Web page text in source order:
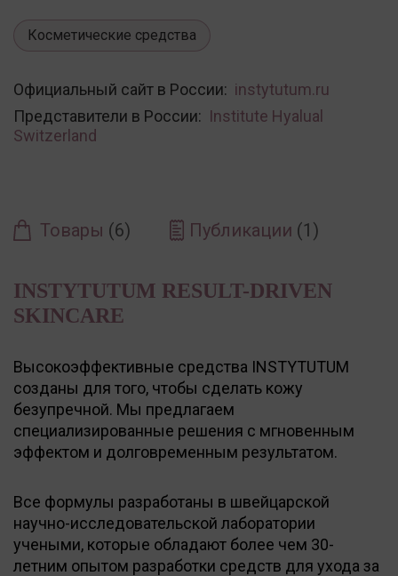
Косметические средства
Официальный сайт в России: instytutum.ru
Представители в России: Institute Hyalual
Switzerland
Товары (6) Публикации (1)
INSTYTUTUM RESULT-DRIVEN
SKINCARE
Высокоэффективные средства INSTYTUTUM
созданы для того, чтобы сделать кожу
безупречной. Мы предлагаем
специализированные решения с мгновенным
эффектом и долговременным результатом.
Все формулы разработаны в швейцарской
научно-исследовательской лаборатории
учеными, которые обладают более чем 30-
летним опытом разработки средств для ухода за